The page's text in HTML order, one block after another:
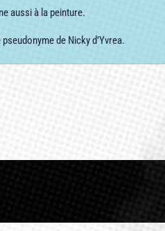
aussi à la peinture.
de Nicky d’Yvrea.